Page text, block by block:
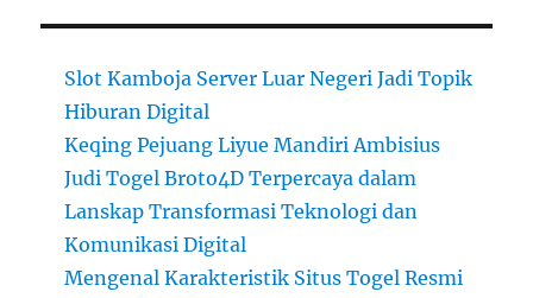
Slot Kamboja Server Luar Negeri Jadi Topik
Hiburan Digital
Keqing Pejuang Liyue Mandiri Ambisius
Judi Togel Broto4D Terpercaya dalam
Lanskap Transformasi Teknologi dan
Komunikasi Digital
Mengenal Karakteristik Situs Togel Resmi